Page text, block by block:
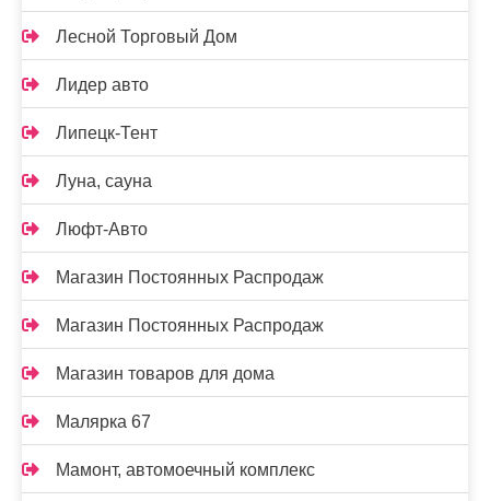
Лесной Торговый Дом
Лидер авто
Липецк-Тент
Луна, сауна
Люфт-Авто
Магазин Постоянных Распродаж
Магазин Постоянных Распродаж
Магазин товаров для дома
Малярка 67
Мамонт, автомоечный комплекс